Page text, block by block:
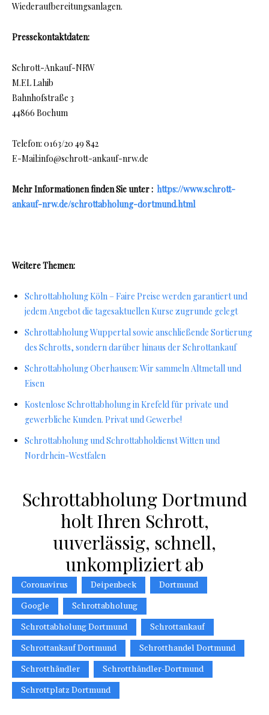
Wiederaufbereitungsanlagen.
Pressekontaktdaten:
Schrott-Ankauf-NRW
M.EL Lahib
Bahnhofstraße 3
44866 Bochum
Telefon: 0163/20 49 842
E-Mail:info@schrott-ankauf-nrw.de
Mehr Informationen finden Sie unter : https://www.schrott-
ankauf-nrw.de/schrottabholung-dortmund.html
Weitere Themen:
Schrottabholung Köln – Faire Preise werden garantiert und
jedem Angebot die tagesaktuellen Kurse zugrunde gelegt
Schrottabholung Wuppertal sowie anschließende Sortierung
des Schrotts, sondern darüber hinaus der Schrottankauf
Schrottabholung Oberhausen: Wir sammeln Altmetall und
Eisen
Kostenlose Schrottabholung in Krefeld für private und
gewerbliche Kunden. Privat und Gewerbe!
Schrottabholung und Schrottabholdienst Witten und
Nordrhein-Westfalen
Schrottabholung Dortmund
holt Ihren Schrott,
uuverlässig, schnell,
unkompliziert ab
Coronavirus Deipenbeck
Dortmund
Google
Schrottabholung
Schrottabholung Dortmund
Schrottankauf
Schrottankauf Dortmund
Schrotthandel Dortmund
Schrotthändler
Schrotthändler-Dortmund
Schrottplatz Dortmund